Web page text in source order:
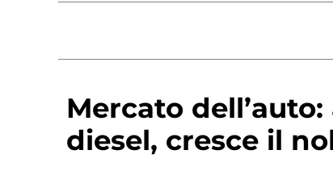
Mercato
diesel, cresce il